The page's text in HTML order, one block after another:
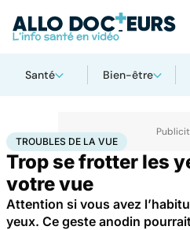
Santé Bien-être
AccueilSantéTroubles de la vue
TROUBLES DE LA VUE
Trop se frotter les
votre vue
Attention si vous avez
yeux. Ce geste anodin